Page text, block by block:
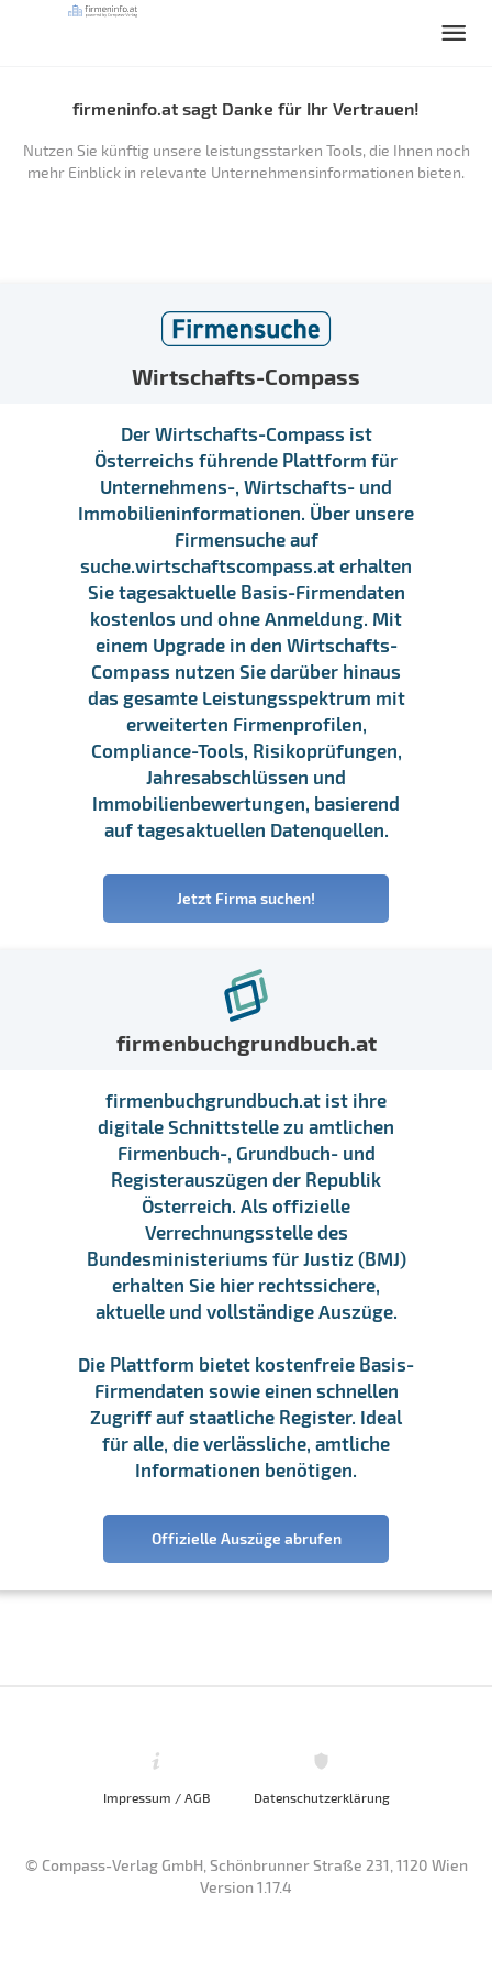
firmeninfo.at sagt Danke für Ihr Vertrauen!
Nutzen Sie künftig unsere leistungsstarken Tools, die Ihnen noch
mehr Einblick in relevante Unternehmensinformationen bieten.
Wirtschafts-Compass
Der Wirtschafts-Compass ist
Österreichs führende Plattform für
Unternehmens-, Wirtschafts- und
Immobilieninformationen. Über unsere
Firmensuche auf
suche.wirtschaftscompass.at erhalten
Sie tagesaktuelle Basis-Firmendaten
kostenlos und ohne Anmeldung. Mit
einem Upgrade in den Wirtschafts-
Compass nutzen Sie darüber hinaus
das gesamte Leistungsspektrum mit
erweiterten Firmenprofilen,
Compliance-Tools, Risikoprüfungen,
Jahresabschlüssen und
Immobilienbewertungen, basierend
auf tagesaktuellen Datenquellen.
Jetzt Firma suchen!
firmenbuchgrundbuch.at
firmenbuchgrundbuch.at ist ihre
digitale Schnittstelle zu amtlichen
Firmenbuch-, Grundbuch- und
Registerauszügen der Republik
Österreich. Als offizielle
Verrechnungsstelle des
Bundesministeriums für Justiz (BMJ)
erhalten Sie hier rechtssichere,
aktuelle und vollständige Auszüge.
Die Plattform bietet kostenfreie Basis-
Firmendaten sowie einen schnellen
Zugriff auf staatliche Register. Ideal
für alle, die verlässliche, amtliche
Informationen benötigen.
Offizielle Auszüge abrufen
Impressum / AGB Datenschutzerklärung
© Compass-Verlag GmbH, Schönbrunner Straße 231, 1120 Wien
Version 1.17.4